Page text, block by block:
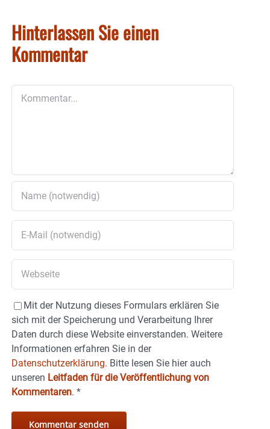
Hinterlassen Sie einen
Kommentar
Mit der Nutzung dieses Formulars erklären Sie
sich mit der Speicherung und Verarbeitung Ihrer
Daten durch diese Website einverstanden. Weitere
Informationen erfahren Sie in der
Datenschutzerklärung. Bitte lesen Sie hier auch
unseren Leitfaden für die Veröffentlichung von
Kommentaren. *